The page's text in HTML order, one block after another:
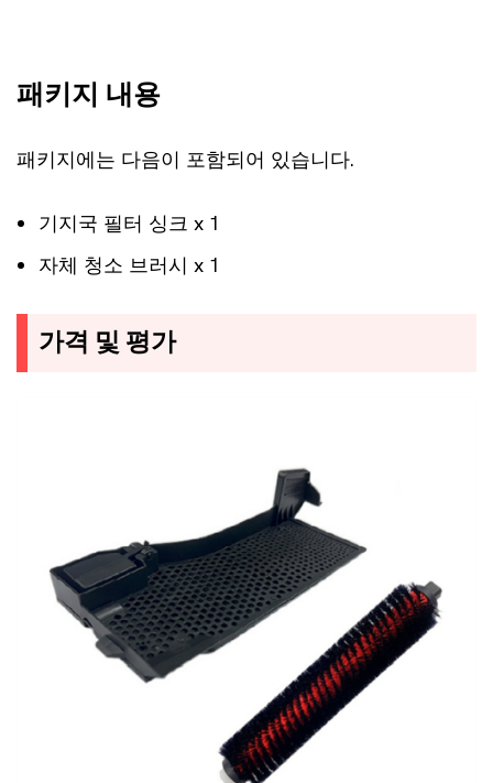
패키지 내용
패키지에는 다음이 포함되어 있습니다.
기지국 필터 싱크 x 1
자체 청소 브러시 x 1
가격 및 평가